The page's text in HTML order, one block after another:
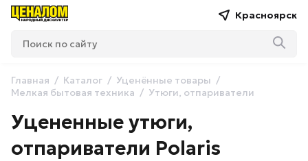
Красноярск
Главная Каталог
Уценённые товары
Мелкая бытовая техника
Утюги, отпариватели
Уцененные утюги,
отпариватели Polaris